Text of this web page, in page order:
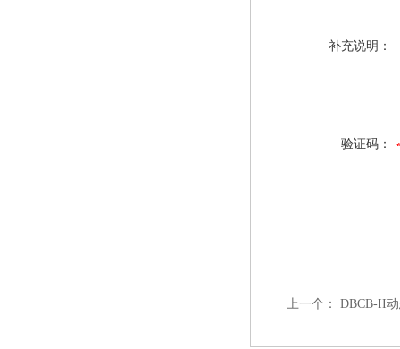
补充说明：
验证码：
上一个： DBCB-II